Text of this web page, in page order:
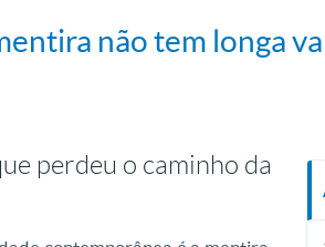
não tem longa
perdeu o caminho da